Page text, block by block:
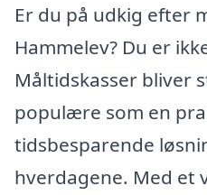
Er du på udkig efter
Hammelev? Du er
Måltidskasser bliver
populære som en
tidsbesparende
hverdagene. Med et